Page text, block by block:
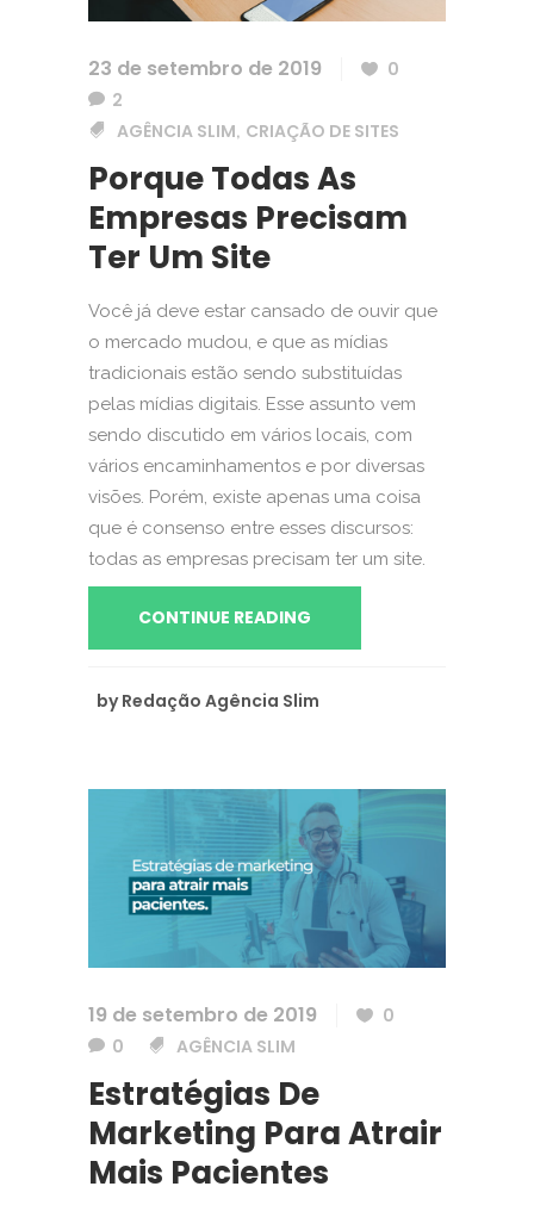
23 de setembro de 2019
0
2
AGÊNCIA SLIM, CRIAÇÃO DE SITES
Porque Todas As
Empresas Precisam
Ter Um Site
Você já deve estar cansado de ouvir que
o mercado mudou, e que as mídias
tradicionais estão sendo substituídas
pelas mídias digitais. Esse assunto vem
sendo discutido em vários locais, com
vários encaminhamentos e por diversas
visões. Porém, existe apenas uma coisa
que é consenso entre esses discursos:
todas as empresas precisam ter um site.
CONTINUE READING
by Redação Agência Slim
19 de setembro de 2019
0
0
AGÊNCIA SLIM
Estratégias De
Marketing Para Atrair
Mais Pacientes